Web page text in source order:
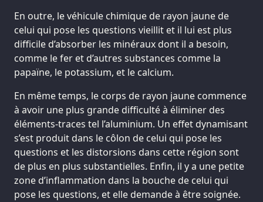
En outre, le véhicule chimique de rayon jaune de
celui qui pose les questions vieillit et il lui est plus
difficile d’absorber les minéraux dont il a besoin,
comme le fer et d’autres substances comme la
papaïne, le potassium, et le calcium.
En même temps, le corps de rayon jaune commence
à avoir une plus grande difficulté à éliminer des
éléments-traces tel l’aluminium. Un effet dynamisant
s’est produit dans le côlon de celui qui pose les
questions et les distorsions dans cette région sont
de plus en plus substantielles. Enfin, il y a une petite
zone d’inflammation dans la bouche de celui qui
pose les questions, et elle demande à être soignée.